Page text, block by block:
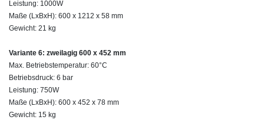
Leistung: 1000W
Maße (LxBxH): 600 x 1212 x 58 mm
Gewicht: 21 kg
Variante 6: zweilagig 600 x 452 mm
Max. Betriebstemperatur: 60°C
Betriebsdruck: 6 bar
Leistung: 750W
Maße (LxBxH): 600 x 452 x 78 mm
Gewicht: 15 kg